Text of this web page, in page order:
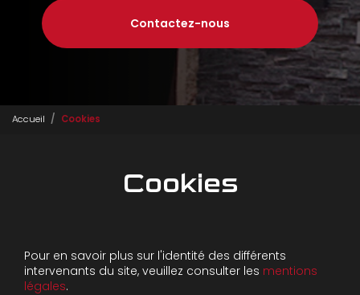
Contactez-nous
Accueil Cookies
Cookies
Pour en savoir plus sur l'identité des différents
intervenants du site, veuillez consulter les mentions
légales.